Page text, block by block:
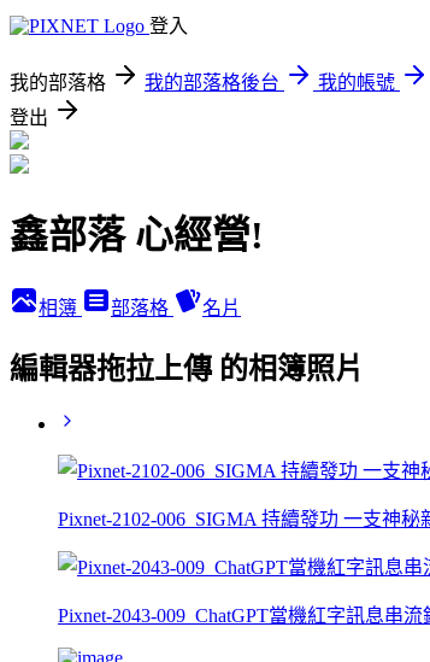
登入
我的部落格 我的部落格後台
我的帳號
登出
鑫部落 心經營!
相簿 部落格 名片
編輯器拖拉上傳 的相簿照片
Pixnet-2102-006_SIGMA 持續發功 一支神
Pixnet-2043-009_ChatGPT當機紅字訊息串